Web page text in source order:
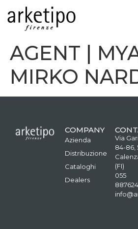
AGENT |
MIRKO
COMPANY
Azienda
Distribuzione
Cataloghi
Dealers
Via
84-86,
(FI)
055